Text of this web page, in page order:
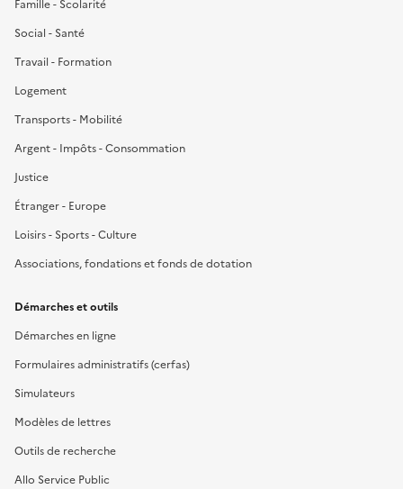
Famille - Scolarité
Social - Santé
Travail - Formation
Logement
Transports - Mobilité
Argent - Impôts - Consommation
Justice
Étranger - Europe
Loisirs - Sports - Culture
Associations, fondations et fonds de dotation
Démarches et outils
Démarches en ligne
Formulaires administratifs (cerfas)
Simulateurs
Modèles de lettres
Outils de recherche
Allo Service Public